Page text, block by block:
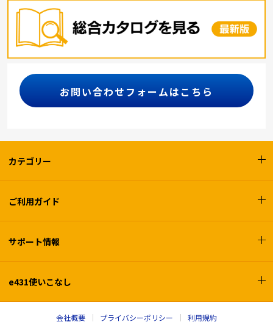
お問い合わせフォームはこちら
カテゴリー
ご利用ガイド
サポート情報
e431使いこなし
会社概要 プライバシーポリシー 利用規約